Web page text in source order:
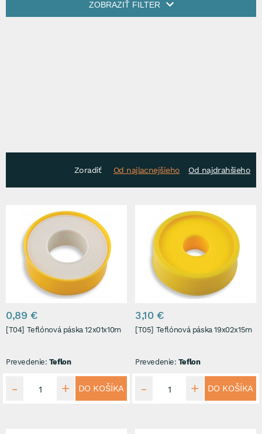
ZOBRAZIŤ FILTER
Zoradiť Od najlacnejšieho Od najdrahšieho
0,89 €
[T04] Teflónová páska 12x01x10m
Prevedenie: Teflon
DO KOŠÍKA
3,10 €
[T05] Teflónová páska 19x02x15m
Prevedenie: Teflon
DO KOŠÍKA